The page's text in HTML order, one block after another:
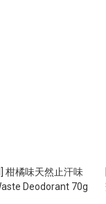
Deodorant 70g